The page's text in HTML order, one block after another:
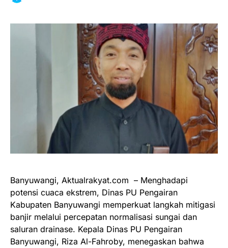
Banyuwangi, Aktualrakyat.com – Menghadapi
potensi cuaca ekstrem, Dinas PU Pengairan
Kabupaten Banyuwangi memperkuat langkah mitigasi
banjir melalui percepatan normalisasi sungai dan
saluran drainase. Kepala Dinas PU Pengairan
Banyuwangi, Riza Al-Fahroby, menegaskan bahwa